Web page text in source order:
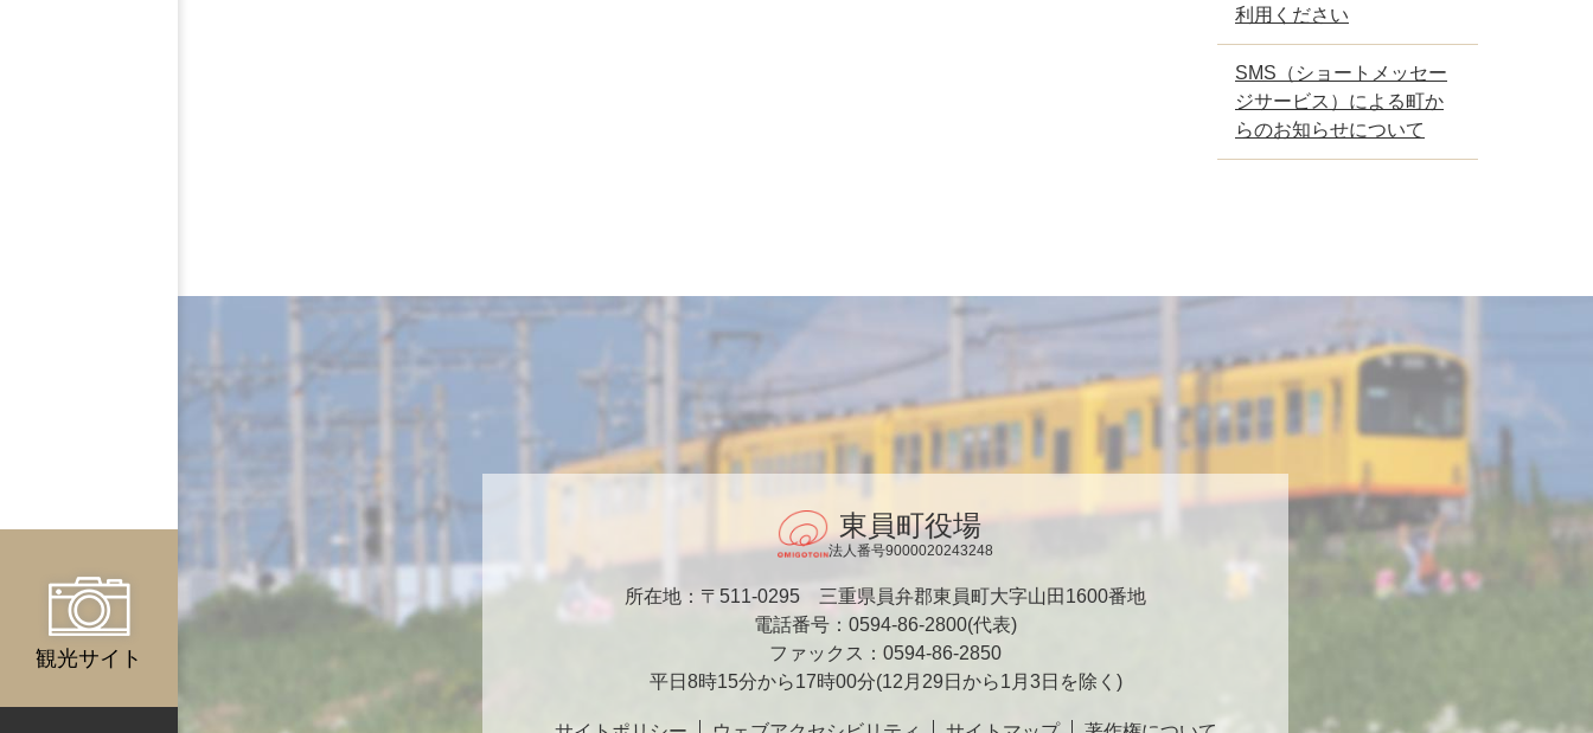
観光サイト
利用ください
SMS（ショートメッセー
ジサービス）による町か
らのお知らせについて
東員町役場
法人番号9000020243248
所在地：〒511-0295 三重県員弁郡東員町大字山田1600番地
電話番号：0594-86-2800(代表)
ファックス：0594-86-2850
平日8時15分から17時00分(12月29日から1月3日を除く)